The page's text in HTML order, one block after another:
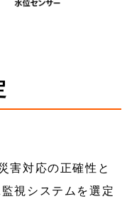
害対応の正確性と
視システムを選定